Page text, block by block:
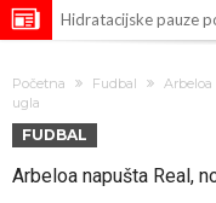
Hidratacijske pauze
Zverev se odmah
Infantino imao
novac od UEFA
Mourinho uvodi
Početna Fudbal
ugla
FUDBAL
Arbeloa napušta Real,